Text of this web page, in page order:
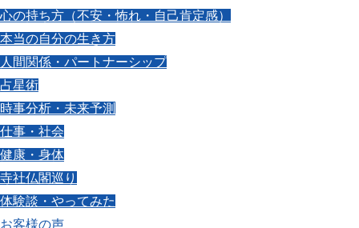
心の持ち方（不安・怖れ・自己肯定感）
本当の自分の生き方
人間関係・パートナーシップ
占星術
時事分析・未来予測
仕事・社会
健康・身体
寺社仏閣巡り
体験談・やってみた
お客様の声